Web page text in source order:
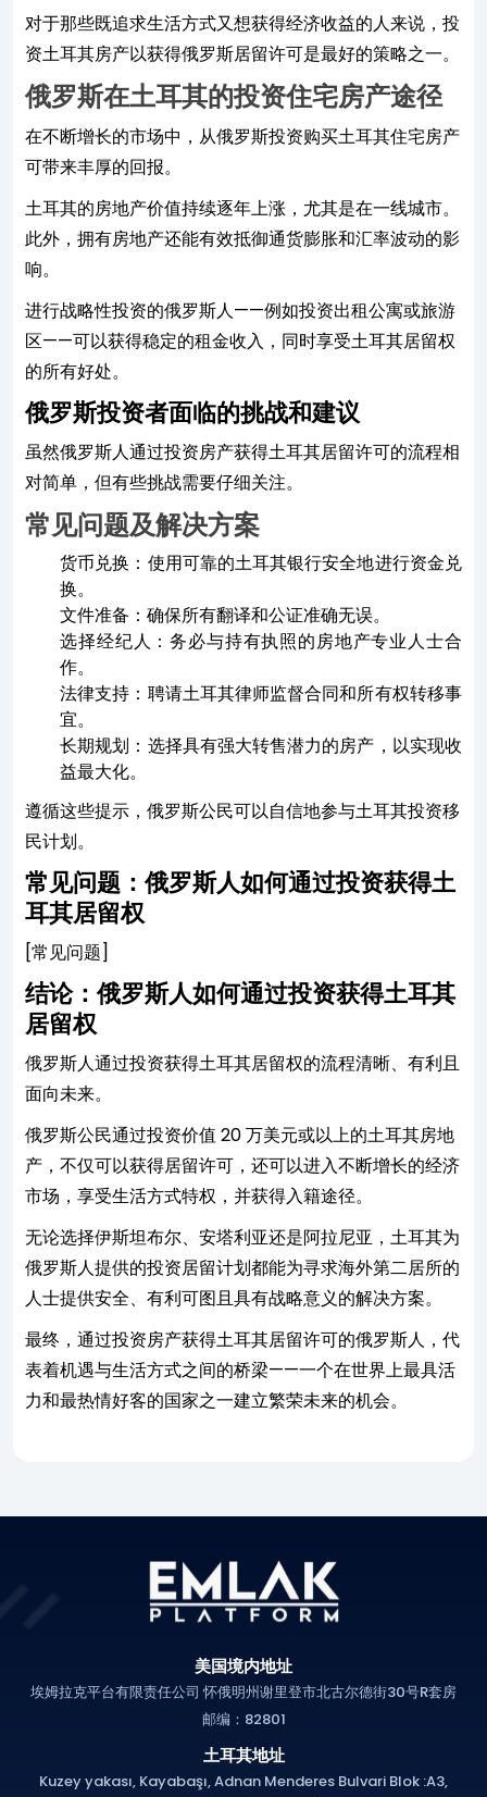
对于那些既追求生活方式又想获得经济收益的人来说，投
资土耳其房产以获得俄罗斯居留许可是最好的策略之一。
俄罗斯在土耳其的投资住宅房产途径
在不断增长的市场中，从俄罗斯投资购买土耳其住宅房产
可带来丰厚的回报。
土耳其的房地产价值持续逐年上涨，尤其是在一线城市。
此外，拥有房地产还能有效抵御通货膨胀和汇率波动的影
响。
进行战略性投资的俄罗斯人——例如投资出租公寓或旅游
区——可以获得稳定的租金收入，同时享受土耳其居留权
的所有好处。
俄罗斯投资者面临的挑战和建议
虽然俄罗斯人通过投资房产获得土耳其居留许可的流程相
对简单，但有些挑战需要仔细关注。
常见问题及解决方案
货币兑换：使用可靠的土耳其银行安全地进行资金兑
换。
文件准备：确保所有翻译和公证准确无误。
选择经纪人：务必与持有执照的房地产专业人士合
作。
法律支持：聘请土耳其律师监督合同和所有权转移事
宜。
长期规划：选择具有强大转售潜力的房产，以实现收
益最大化。
遵循这些提示，俄罗斯公民可以自信地参与土耳其投资移
民计划。
常见问题：俄罗斯人如何通过投资获得土
耳其居留权
[常见问题]
结论：俄罗斯人如何通过投资获得土耳其
居留权
俄罗斯人通过投资获得土耳其居留权的流程清晰、有利且
面向未来。
俄罗斯公民通过投资价值 20 万美元或以上的土耳其房地
产，不仅可以获得居留许可，还可以进入不断增长的经济
市场，享受生活方式特权，并获得入籍途径。
无论选择伊斯坦布尔、安塔利亚还是阿拉尼亚，土耳其为
俄罗斯人提供的投资居留计划都能为寻求海外第二居所的
人士提供安全、有利可图且具有战略意义的解决方案。
最终，通过投资房产获得土耳其居留许可的俄罗斯人，代
表着机遇与生活方式之间的桥梁——一个在世界上最具活
力和最热情好客的国家之一建立繁荣未来的机会。
美国境内地址
埃姆拉克平台有限责任公司 怀俄明州谢里登市北古尔德街30号R套房
邮编：82801
土耳其地址
Kuzey yakası, Kayabaşı, Adnan Menderes Bulvari Blok :A3,